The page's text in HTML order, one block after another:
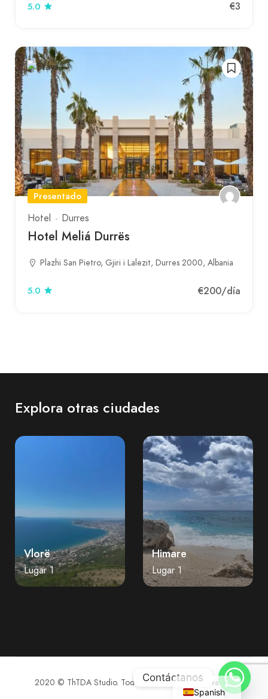
5.0 €3
Presentado
Hotel
Durres
Hotel Meliá Durrës
Plazhi San Pietro, Gjiri i Lalezit, Durres 2000, Albania
5.0 €200/día
Explora otras ciudades
Vlorë
Lugar 1
Himare
Lugar 1
2020 © ThTDA Studio. Todos los derechos reservados.
Spanish
Contáctanos